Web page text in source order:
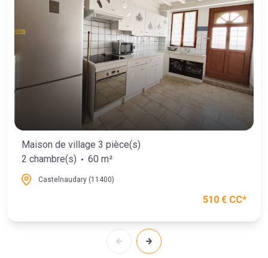
Maison de village 3 pièce(s)
2 chambre(s)
60 m²
Castelnaudary (11400)
510 € CC*